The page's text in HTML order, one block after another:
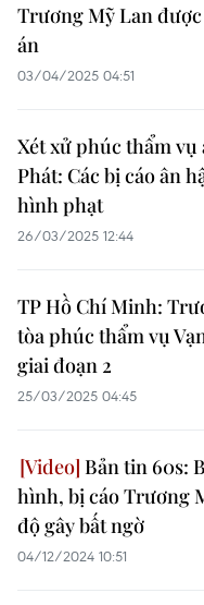
Trương Mỹ Lan
án
03/04/2025 04:51
Xét xử phúc thẩm vụ
Phát: Các bị cáo ân
hình phạt
26/03/2025 12:44
TP Hồ Chí Minh:
tòa phúc thẩm vụ
giai đoạn 2
25/03/2025 04:45
Bản tin 60s:
hình, bị cáo Trương
độ gây bất ngờ
04/12/2024 10:51